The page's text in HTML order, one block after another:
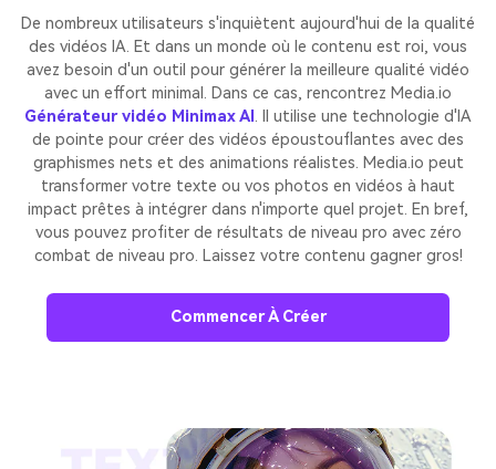
De nombreux utilisateurs s'inquiètent aujourd'hui de la qualité
des vidéos IA. Et dans un monde où le contenu est roi, vous
avez besoin d'un outil pour générer la meilleure qualité vidéo
avec un effort minimal. Dans ce cas, rencontrez Media.io
Générateur vidéo Minimax AI . Il utilise une technologie d'IA
de pointe pour créer des vidéos époustouflantes avec des
graphismes nets et des animations réalistes. Media.io peut
transformer votre texte ou vos photos en vidéos à haut
impact prêtes à intégrer dans n'importe quel projet. En bref,
vous pouvez profiter de résultats de niveau pro avec zéro
combat de niveau pro. Laissez votre contenu gagner gros!
Commencer À Créer